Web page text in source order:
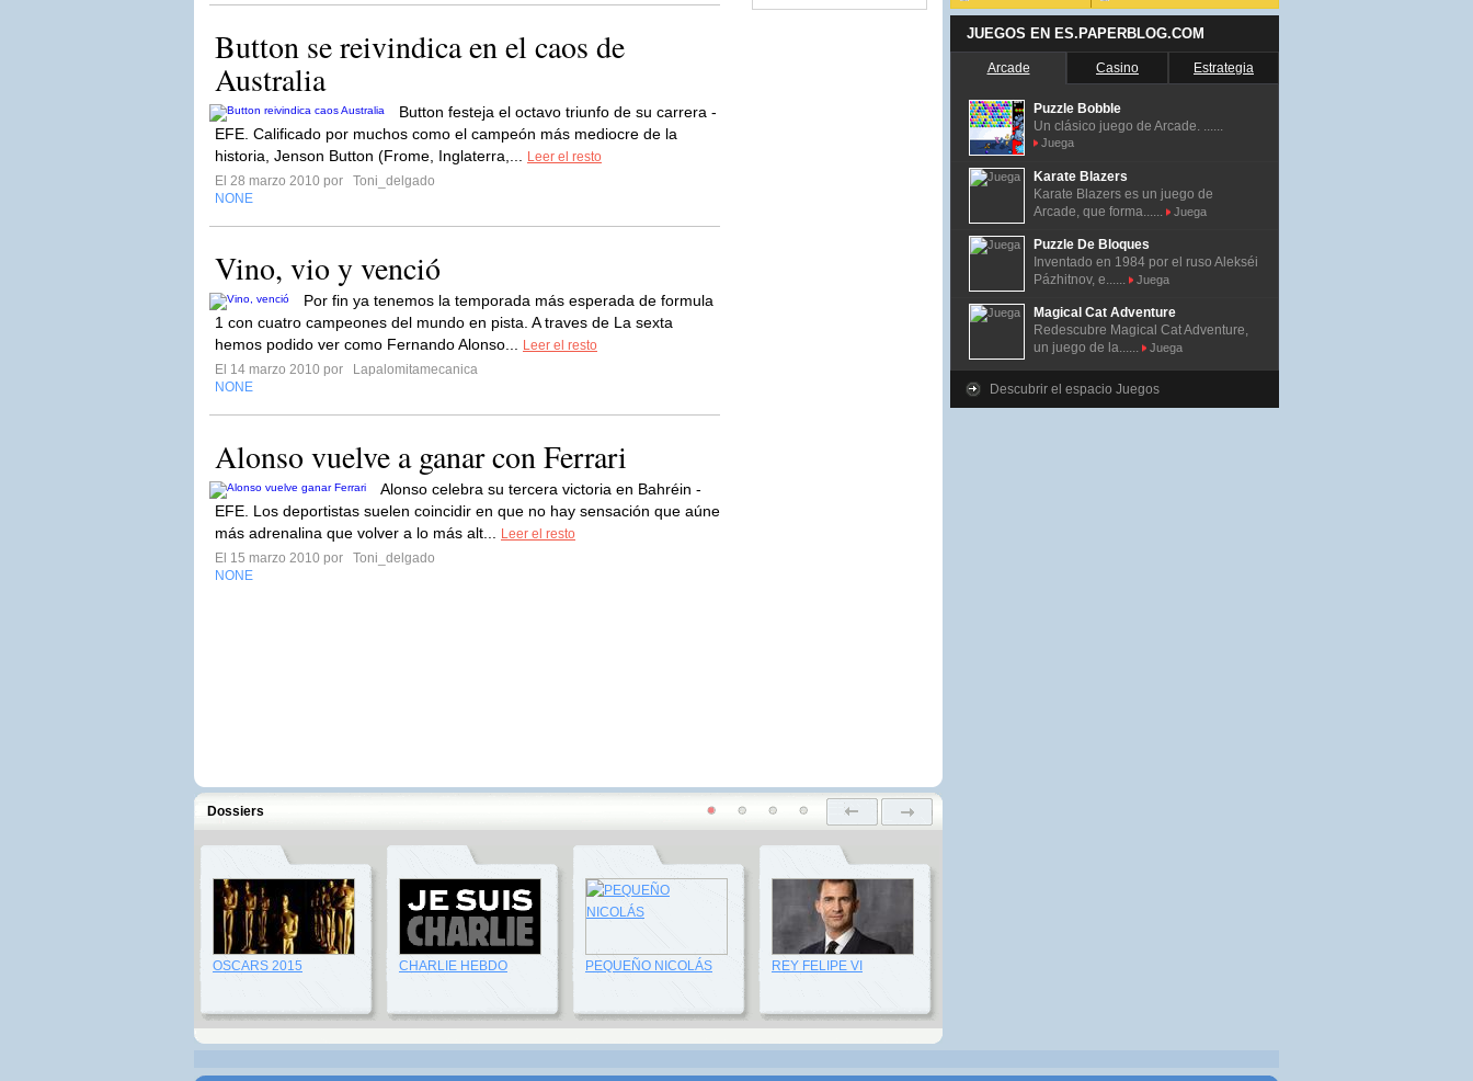
Button se reivindica en el caos de
Australia
Button festeja el octavo triunfo de su carrera -
EFE. Calificado por muchos como el campeón más mediocre de la
historia, Jenson Button (Frome, Inglaterra,...
Leer el resto
El 28 marzo 2010 por
Toni_delgado
NONE
Vino, vio y venció
Por fin ya tenemos la temporada más esperada de formula
1 con cuatro campeones del mundo en pista. A traves de La sexta
hemos podido ver como Fernando Alonso...
Leer el resto
El 14 marzo 2010 por
Lapalomitamecanica
NONE
Alonso vuelve a ganar con Ferrari
Alonso celebra su tercera victoria en Bahréin -
EFE. Los deportistas suelen coincidir en que no hay sensación que aúne
más adrenalina que volver a lo más alt...
Leer el resto
El 15 marzo 2010 por
Toni_delgado
NONE
Dossiers
OSCARS 2015 CHARLIE HEBDO PEQUEÑO NICOLÁS REY FELIPE VI
JUEGOS EN ES.PAPERBLOG.COM
Arcade Casino Estrategia
Puzzle Bobble
Un clásico juego de Arcade. ......
Juega
Karate Blazers
Karate Blazers es un juego de
Arcade, que forma......
Juega
Puzzle De Bloques
Inventado en 1984 por el ruso Alekséi
Pázhitnov, e......
Juega
Magical Cat Adventure
Redescubre Magical Cat Adventure,
un juego de la......
Juega
Descubrir el espacio Juegos